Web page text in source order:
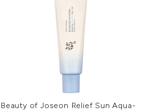
Beauty of Joseon Relief Sun Aqua-